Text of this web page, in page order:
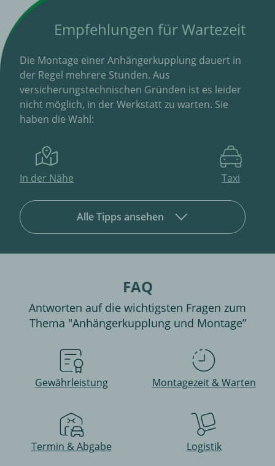
Empfehlungen für Wartezeit
Die Montage einer Anhängerkupplung dauert in
der Regel mehrere Stunden. Aus
versicherungstechnischen Gründen ist es leider
nicht möglich, in der Werkstatt zu warten. Sie
haben die Wahl:
In der Nähe Taxi
Alle Tipps ansehen
FAQ
Antworten auf die wichtigsten Fragen zum
Thema "Anhängerkupplung und Montage”
Gewährleistung Montagezeit & Warten
Termin & Abgabe Logistik